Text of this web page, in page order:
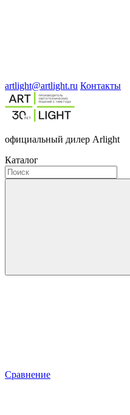
artlight@artlight.ru Контакты
официальный дилер Arlight
Каталог
Сравнение